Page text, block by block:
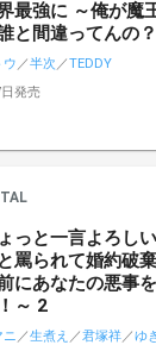
最強に ～俺が魔
と間違ってんの
ウ ／半次 ／TEDDY
発売
っと一言よろし
罵られて婚約破
にあなたの悪事
～ 2
ニ ／生煮え ／君塚祥／ゆ